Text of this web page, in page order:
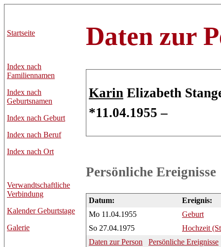
Startseite
Index nach
Familiennamen
Index nach
Geburtsnamen
Index nach Geburt
Index nach Beruf
Index nach Ort
Verwandtschaftliche
Verbindung
Kalender Geburtstage
Galerie
Daten zur
Karin Elizabeth
*11.04.1955 –
Persönliche Ereignisse
Datum:
Ereignis:
Mo 11.04.1955
Geburt
So 27.04.1975
Hochzeit
Daten zur Person
Persönliche Ereignisse